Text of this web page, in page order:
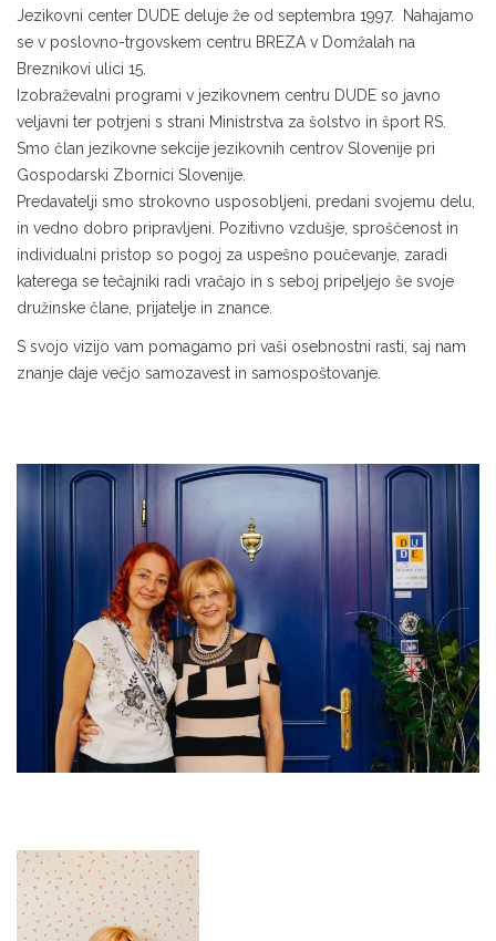
Jezikovni center DUDE deluje že od septembra 1997. Nahajamo
se v poslovno-trgovskem centru BREZA v Domžalah na
Breznikovi ulici 15.
Izobraževalni programi v jezikovnem centru DUDE so javno
veljavni ter potrjeni s strani Ministrstva za šolstvo in šport RS.
Smo član jezikovne sekcije jezikovnih centrov Slovenije pri
Gospodarski Zbornici Slovenije.
Predavatelji smo strokovno usposobljeni, predani svojemu delu,
in vedno dobro pripravljeni. Pozitivno vzdušje, sproščenost in
individualni pristop so pogoj za uspešno poučevanje, zaradi
katerega se tečajniki radi vračajo in s seboj pripeljejo še svoje
družinske člane, prijatelje in znance.
S svojo vizijo vam pomagamo pri vaši osebnostni rasti, saj nam
znanje daje večjo samozavest in samospoštovanje.